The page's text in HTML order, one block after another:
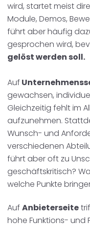
wird, startet meist
Module, Demos,
führt aber häufig
gesprochen wird,
gelöst werden soll.
Auf
gewachsen,
Gleichzeitig fehlt im
aufzunehmen.
Wunsch- und
verschiedenen
führt aber oft zu
geschäftskritisch?
welche Punkte
AufAnbieterseite
hohe Funktions- und